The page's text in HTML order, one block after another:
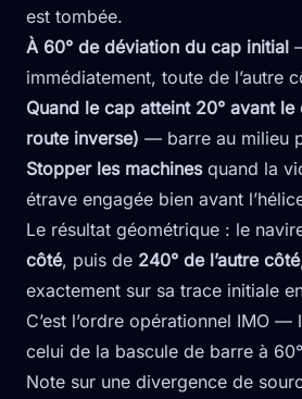
est tombée.
À 60° de déviation du cap initial
immédiatement, toute de l’autre
Quand le cap atteint 20° avant
route inverse) — barre au milieu
Stopper les machinesquand la
étrave engagée bien avant
Le résultat géométrique : le
côté, puis de 240° de l’autre côté
exactement sur sa trace initiale
C’est l’ordre opérationnel IMO —
celui de la bascule de barre à
Note sur une divergence de